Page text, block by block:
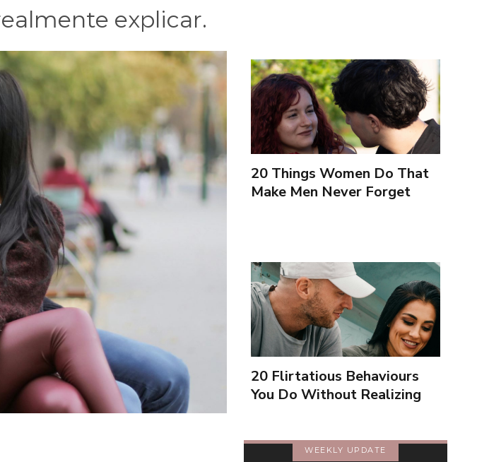
explicar.
20 Things Women Do That
Make Men Never Forget
20 Flirtatious Behaviours
You Do Without Realizing
WEEKLY UPDATE